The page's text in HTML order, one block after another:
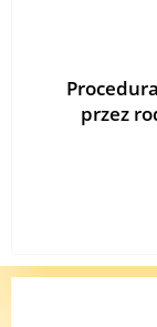
przez